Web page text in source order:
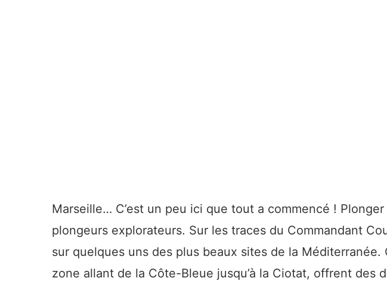
Marseille… C’est un peu ici que tout a commencé !
plongeurs explorateurs. Sur les traces du Commandant
sur quelques uns des plus beaux sites de la
zone allant de la Côte-Bleue jusqu’à la Ciotat, offrent des